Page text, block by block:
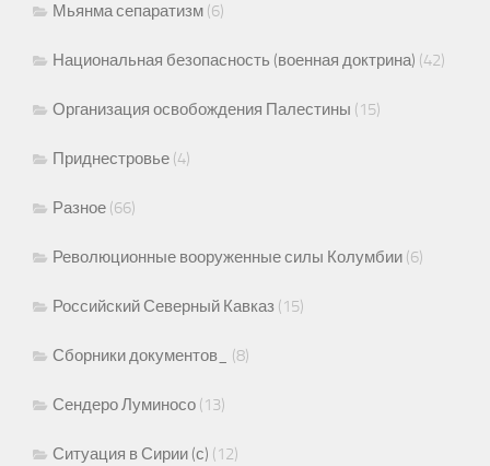
Мьянма сепаратизм (6)
Национальная безопасность (военная доктрина) (42)
Организация освобождения Палестины (15)
Приднестровье (4)
Разное (66)
Революционные вооруженные силы Колумбии (6)
Российский Северный Кавказ (15)
Сборники документов_ (8)
Сендеро Луминосо (13)
Ситуация в Сирии (с) (12)